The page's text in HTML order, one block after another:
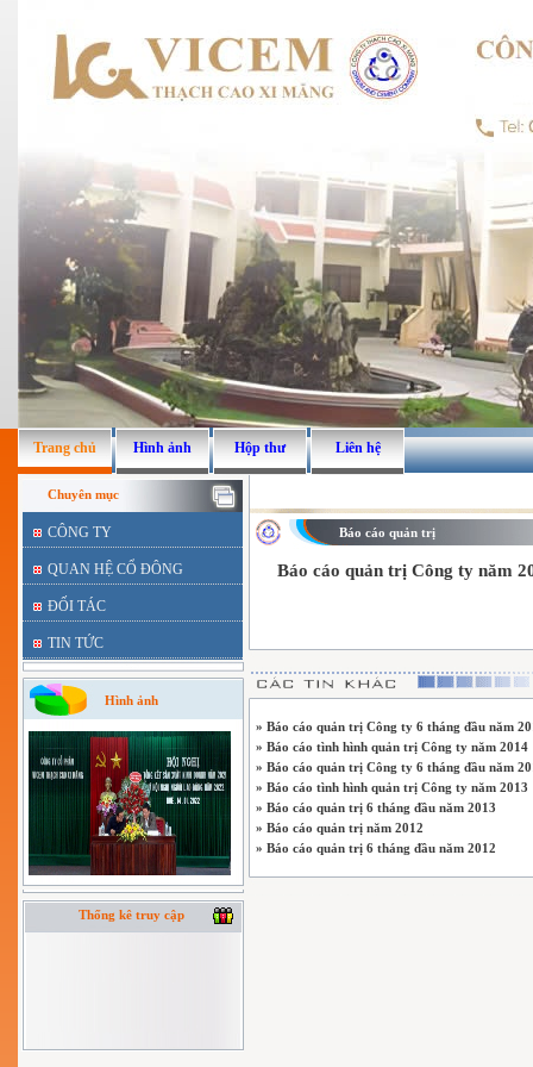
Trang chủ Hình ảnh Hộp thư Liên hệ
Chuyên mục
CÔNG TY
QUAN HỆ CỔ ĐÔNG
ĐỐI TÁC
TIN TỨC
Hình ảnh
Thống kê truy cập
Báo cáo quản trị
Báo cáo quản trị Công ty năm
» Báo cáo quản trị Công ty 6 tháng đầu năm
» Báo cáo tình hình quản trị Công ty năm 2014
» Báo cáo quản trị Công ty 6 tháng đầu năm
» Báo cáo tình hình quản trị Công ty năm 2013
» Báo cáo quản trị 6 tháng đầu năm 2013
» Báo cáo quản trị năm 2012
» Báo cáo quản trị 6 tháng đầu năm 2012